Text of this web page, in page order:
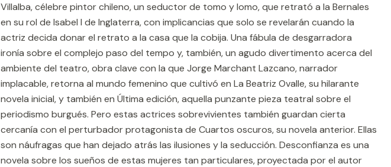
Villalba, célebre pintor chileno, un seductor de tomo y lomo, que retrató a la Bernales
en su rol de Isabel I de Inglaterra, con implicancias que solo se revelarán cuando la
actriz decida donar el retrato a la casa que la cobija. Una fábula de desgarradora
ironía sobre el complejo paso del tempo y, también, un agudo divertimento acerca del
ambiente del teatro, obra clave con la que Jorge Marchant Lazcano, narrador
implacable, retorna al mundo femenino que cultivó en La Beatriz Ovalle, su hilarante
novela inicial, y también en Última edición, aquella punzante pieza teatral sobre el
periodismo burgués. Pero estas actrices sobrevivientes también guardan cierta
cercanía con el perturbador protagonista de Cuartos oscuros, su novela anterior. Ellas
son náufragas que han dejado atrás las ilusiones y la seducción. Desconfianza es una
novela sobre los sueños de estas mujeres tan particulares, proyectada por el autor